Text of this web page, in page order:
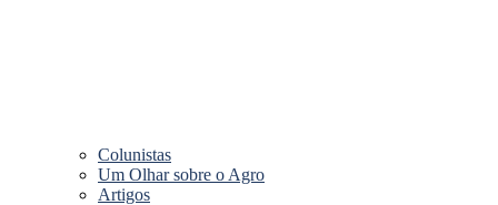
Colunistas
Um Olhar sobre o Agro
Artigos